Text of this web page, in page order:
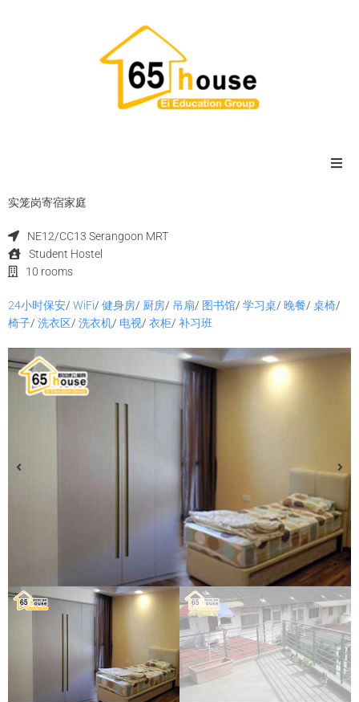
购买房产
关于我们
语言
实笼岗寄宿家庭
NE12/CC13 Serangoon MRT
Student Hostel
10 rooms
24小时保安/ WiFi/ 健身房/ 厨房/ 吊扇/ 图书馆/ 学习桌/ 晚餐/ 桌椅/
椅子/ 洗衣区/ 洗衣机/ 电视/ 衣柜/ 补习班